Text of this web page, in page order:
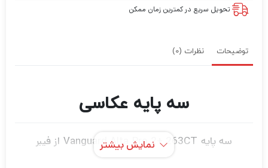
تحویل سریع در کمترین زمان ممکن
توضیحات نظرات (0)
سه پایه عکاسی
سه پایه Vanguard Alta Pro 2+ 263CT از فیبر
نمایش بیشتر